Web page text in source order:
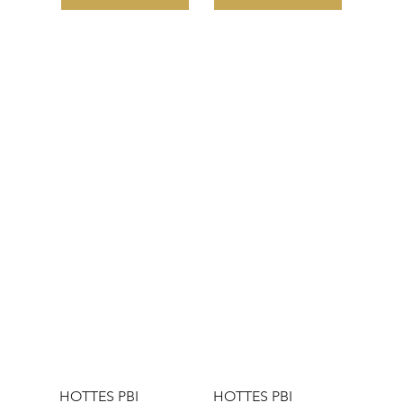
HOTTES PBI HOTTES PBI